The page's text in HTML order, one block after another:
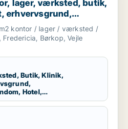
lager, værksted, butik,
erhvervsgrund,
hotel,
eller garage til salg i
eller Børkop m.fl.
kontor / lager / værksted /
Børkop, Vejle
Butik, Klinik,
Hotel,
Garage